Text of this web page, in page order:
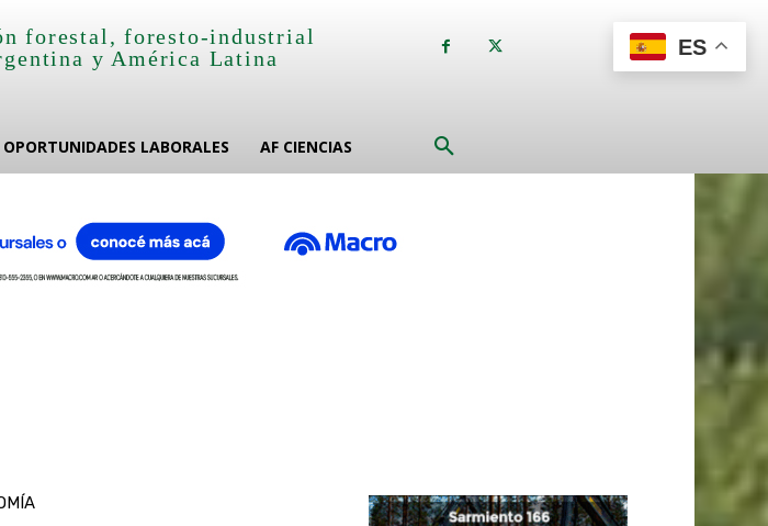
forestal, foresto-industrial
y América Latina
OPORTUNIDADES LABORALES AF CIENCIAS
ES